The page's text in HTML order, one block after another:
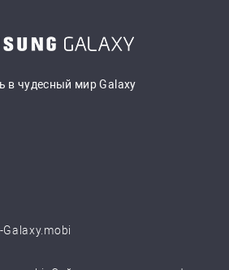
в чудесный мир Galaxy